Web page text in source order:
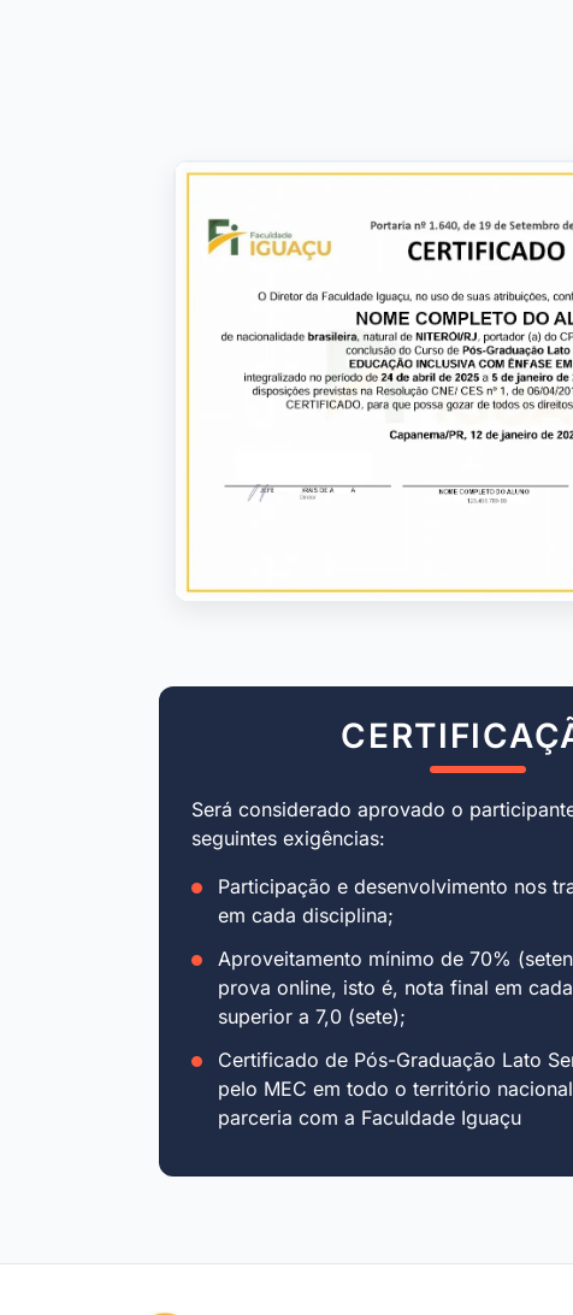
Será considerado aprovado o
seguintes exigências:
Participação e desenvolvimento nos
em cada disciplina;
Aproveitamento mínimo de 70%
prova online, isto é, nota final em
superior a 7,0 (sete);
Certificado de Pós-Graduação Lato
pelo MEC em todo o território
parceria com a Faculdade Iguaçu